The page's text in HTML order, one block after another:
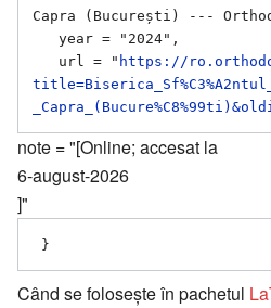
Capra (București) ---
   url = "
https://
note = "[Online; accesat la
6-august-2026
]"
Când se folosește în pachetul